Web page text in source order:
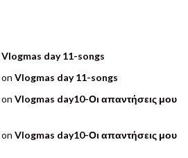
Vlogmas day 11-songs
on Vlogmas day 11-songs
on Vlogmas day10-Οι απαντήσεις μου
on Vlogmas day10-Οι απαντήσεις μου